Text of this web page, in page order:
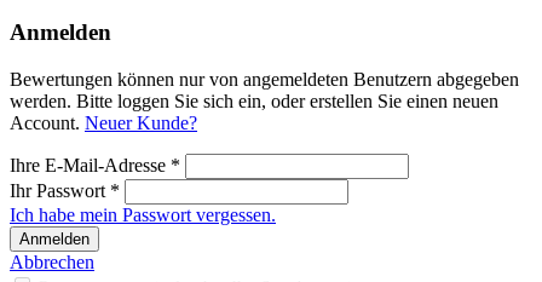
Anmelden
Bewertungen können nur von angemeldeten Benutzern abgegeben
werden. Bitte loggen Sie sich ein, oder erstellen Sie einen neuen
Account. Neuer Kunde?
Ihre E-Mail-Adresse *
Ihr Passwort *
Ich habe mein Passwort vergessen.
Anmelden
Abbrechen